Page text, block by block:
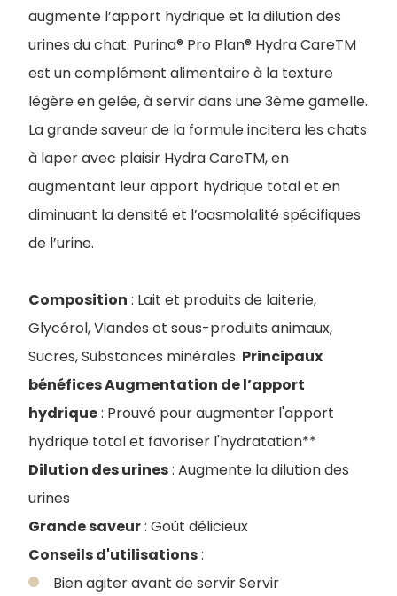
augmente l’apport hydrique et la dilution des
urines du chat. Purina® Pro Plan® Hydra CareTM
est un complément alimentaire à la texture
légère en gelée, à servir dans une 3ème gamelle.
La grande saveur de la formule incitera les chats
à laper avec plaisir Hydra CareTM, en
augmentant leur apport hydrique total et en
diminuant la densité et l’oasmolalité spécifiques
de l’urine.
Composition : Lait et produits de laiterie,
Glycérol, Viandes et sous-produits animaux,
Sucres, Substances minérales. Principaux
bénéfices Augmentation de l’apport
hydrique: Prouvé pour augmenter l'apport
hydrique total et favoriser l'hydratation**
Dilution des urines: Augmente la dilution des
urines
Grande saveur: Goût délicieux
Conseils d'utilisations:
Bien agiter avant de servir Servir